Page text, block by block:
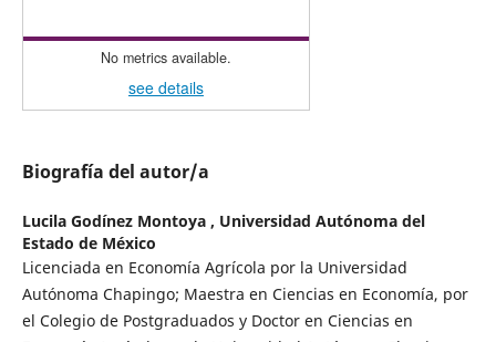
No metrics available.
see details
Biografía del autor/a
Lucila Godínez Montoya , Universidad Autónoma del
Estado de México
Licenciada en Economía Agrícola por la Universidad
Autónoma Chapingo; Maestra en Ciencias en Economía, por
el Colegio de Postgraduados y Doctor en Ciencias en